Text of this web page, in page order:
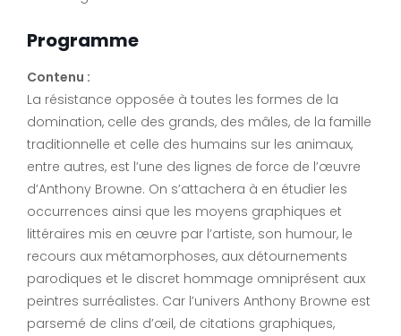
Programme
Contenu :
La résistance opposée à toutes les formes de la
domination, celle des grands, des mâles, de la famille
traditionnelle et celle des humains sur les animaux,
entre autres, est l’une des lignes de force de l’œuvre
d’Anthony Browne. On s’attachera à en étudier les
occurrences ainsi que les moyens graphiques et
littéraires mis en œuvre par l’artiste, son humour, le
recours aux métamorphoses, aux détournements
parodiques et le discret hommage omniprésent aux
peintres surréalistes. Car l’univers Anthony Browne est
parsemé de clins d’œil, de citations graphiques,